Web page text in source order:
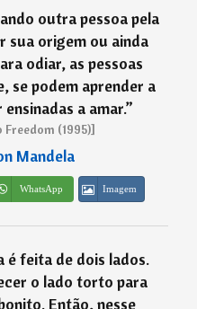
outra pessoa pela
sua origem ou ainda
odiar, as pessoas
se podem aprender a
a amar.”
(1995)]
Mandela
WhatsApp Imagem
é feita de dois lados.
o lado torto para
Então, nesse